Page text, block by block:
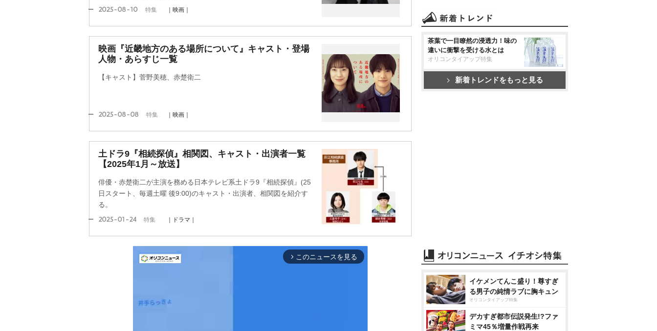
2025-08-10 特集 ｜映画｜
映画『近畿地方のある場所について』キャスト・登場
人物・あらすじ一覧
【キャスト】菅野美穂、赤楚衛二
2025-08-08 特集 ｜映画｜
土ドラ9『相続探偵』相関図、キャスト・出演者一覧
【2025年1月～放送】
俳優・赤楚衛二が主演を務める日本テレビ系土ドラ9『相続探偵』(25
日スタート、毎週土曜 後9:00)のキャスト・出演者、相関図を紹介す
る。
2025-01-24 特集 ｜ドラマ｜
arrow_forward_ios このニュースを見る
茶葉で一目瞭然の浸透力！味の
違いに衝撃を受ける水とは
オリコンタイアップ特集
新着トレンドをもっと見る
イケメンてんこ盛り！尊すぎ
る男子の純情ラブに胸キュン
オリコンタイアップ特集
デカすぎ都市伝説発生!?ファ
ミマ45％増量作戦再来